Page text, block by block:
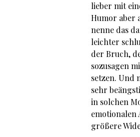
lieber mit
Humor aber
nenne das
leichter
der Bruch,
sozusagen
setzen. Und
sehr
in solchen
emotionalen
größere